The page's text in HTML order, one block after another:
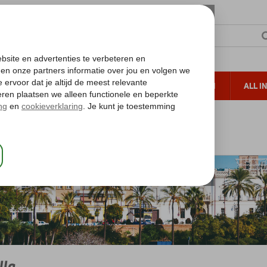
ZONVAKANTIES VERRE REIZEN ALL
Gratis annuleren*
de la Luz